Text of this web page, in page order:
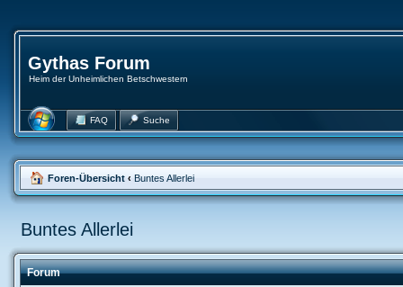
Gythas Forum
Heim der Unheimlichen Betschwestern
FAQ Suche
Foren-Übersicht ‹ Buntes Allerlei
Buntes Allerlei
Forum